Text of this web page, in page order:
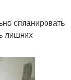
спланировать
лишних